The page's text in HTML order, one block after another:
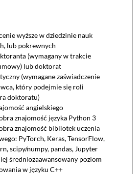
wyższe w dziedzinie nauk
lub pokrewnych
(wymagany w trakcie
lub doktorat
(wymagane zaświadczenie
który podejmie się roli
doktoratu)
angielskiego
znajomość języka Python 3
znajomość bibliotek uczenia
PyTorch, Keras, TensorFlow,
scipy/numpy, pandas, Jupyter
średniozaawansowany poziom
w języku C++